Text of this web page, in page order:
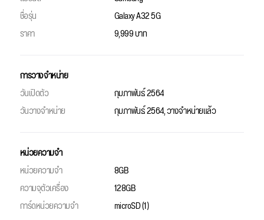
ชื่อรุ่น
Galaxy A32 5G
ราคา
9,999 บาท
การวางจำหน่าย
วันเปิดตัว
กุมภาพันธ์ 2564
วันวางจำหน่าย
กุมภาพันธ์ 2564, วางจำหน่ายแล้ว
หน่วยความจำ
หน่วยความจำ
8GB
ความจุตัวเครื่อง
128GB
การ์ดหน่วยความจำ
microSD (1)